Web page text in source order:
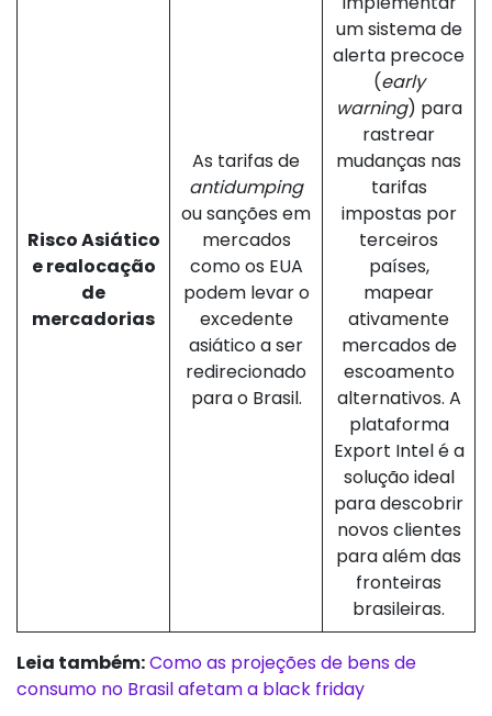
Risco Asiático
e realocação
de
mercadorias
As tarifas de
antidumping
ou sanções em
mercados
como os EUA
podem levar o
excedente
asiático a ser
redirecionado
para o Brasil.
um sistema de
alerta precoce
(early
warning) para
rastrear
mudanças nas
tarifas
impostas por
terceiros
países,
mapear
ativamente
mercados de
escoamento
alternativos. A
plataforma
Export Intel é a
solução ideal
para descobrir
novos clientes
para além das
fronteiras
brasileiras.
Leia também:Como as projeções de bens de
consumo no Brasil afetam a black friday